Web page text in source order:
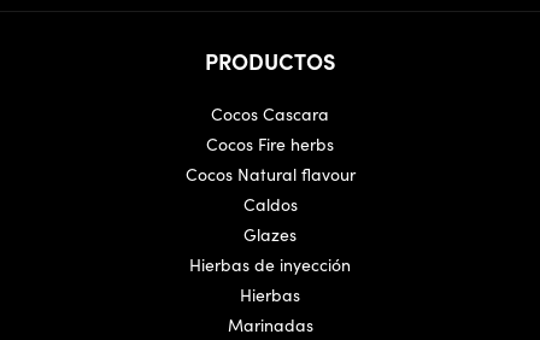
PRODUCTOS
Cocos Cascara
Cocos Fire herbs
Cocos Natural flavour
Caldos
Glazes
Hierbas de inyección
Hierbas
Marinadas